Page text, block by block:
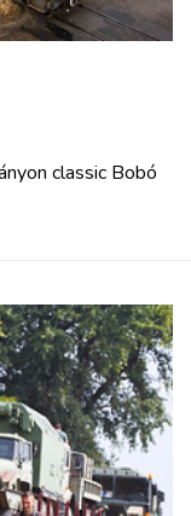
classic Bobó